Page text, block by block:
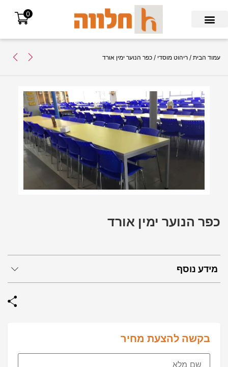
0
עמוד הבית / ריהוט מוסדי / כפר הנוער ימין אורד
מידע נוסף
כפר הנוער ימין אורד
בקשה להצעת מחיר